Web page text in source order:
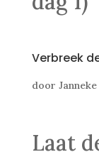
Verbreek
door
Laat